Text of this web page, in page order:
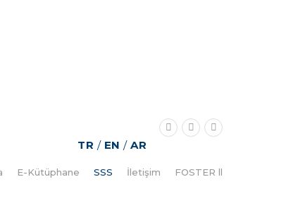
TR / EN /AR
E-Kütüphane SSS İletişim FOSTER ll